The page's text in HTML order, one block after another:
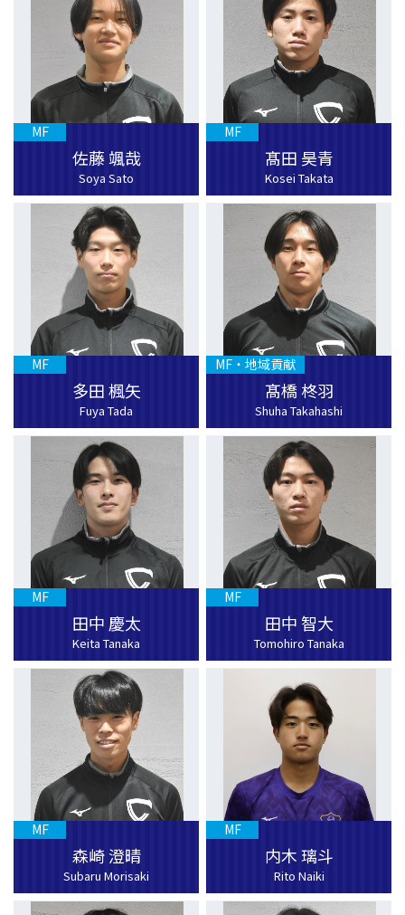
佐藤 颯哉
Soya Sato
MF
髙田 昊青
Kosei Takata
MF
多田 楓矢
Fuya Tada
MF
髙橋 柊羽
Shuha Takahashi
MF・地域貢献
田中 慶太
Keita Tanaka
MF
田中 智大
Tomohiro Tanaka
MF
森崎 澄晴
Subaru Morisaki
MF
内木 璃斗
Rito Naiki
MF